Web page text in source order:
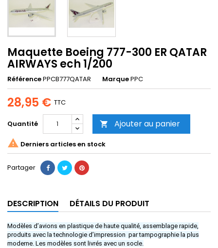
Maquette Boeing 777-300 ER QATAR
AIRWAYS ech 1/200
RéférencePPCB777QATAR MarquePPC
28,95 € TTC
Quantité  Ajouter au panier
 Derniers articles en stock
Partager
DESCRIPTION DÉTAILS DU PRODUIT
Modèles d’avions en plastique de haute qualité, assemblage rapide,
produits avec la technologie d’impression par tampographie la plus
moderne. Les modèles sont livrés avec un socle.